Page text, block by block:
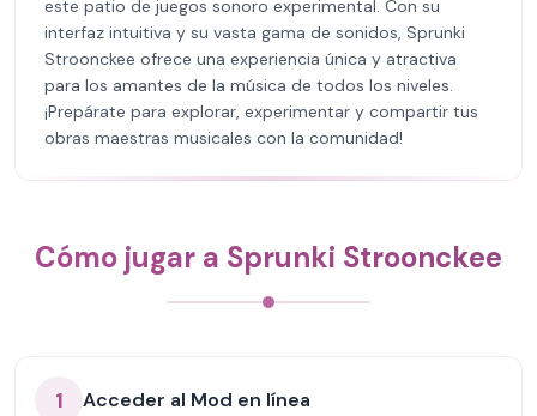
este patio de juegos sonoro experimental. Con su
interfaz intuitiva y su vasta gama de sonidos, Sprunki
Stroonckee ofrece una experiencia única y atractiva
para los amantes de la música de todos los niveles.
¡Prepárate para explorar, experimentar y compartir tus
obras maestras musicales con la comunidad!
Cómo jugar a Sprunki Stroonckee
1 Acceder al Mod en línea